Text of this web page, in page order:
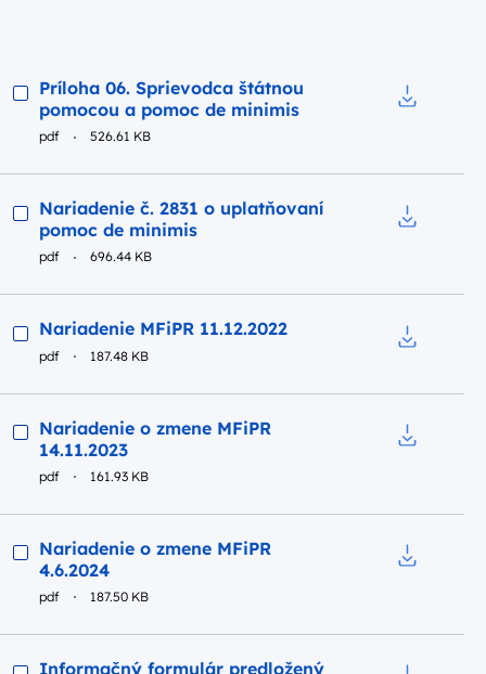
Podgląd
Príloha 06. Sprievodca štátnou
pomocou a pomoc de minimis
pdf 526.61 KB
Podgląd
Nariadenie č. 2831 o uplatňovaní
pomoc de minimis
pdf 696.44 KB
Podgląd
Nariadenie MFiPR 11.12.2022
pdf 187.48 KB
Podgląd
Nariadenie o zmene MFiPR
14.11.2023
pdf 161.93 KB
Podgląd
Nariadenie o zmene MFiPR
4.6.2024
pdf 187.50 KB
Podgląd
Informačný formulár predložený